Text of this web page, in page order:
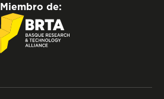
Miembro de: